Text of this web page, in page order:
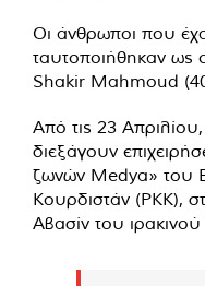
Οι άνθρωποι που
ταυτοποιήθηκαν ως
Shakir Mahmoud
Από τις 23
διεξάγουν
ζωνών Medya» του
Κουρδιστάν (PKK),
Αβασίν του